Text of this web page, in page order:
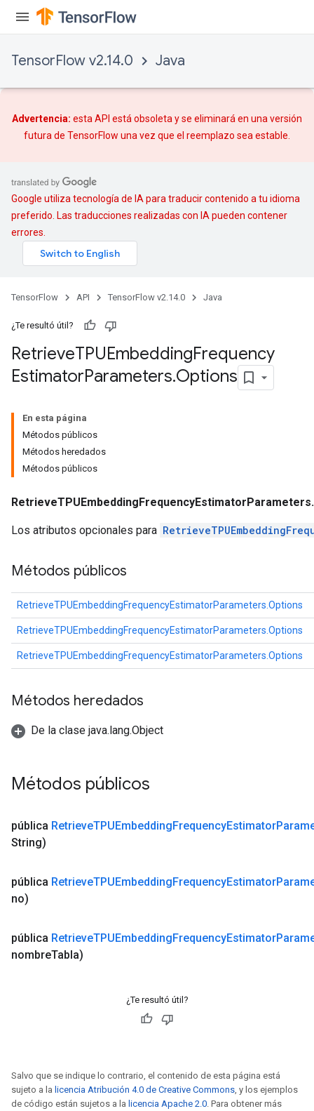
TensorFlow v2.14.0 Java
Advertencia: esta API está obsoleta y se eliminará en una versión
futura de TensorFlow una vez que el reemplazo sea estable.
Google utiliza tecnología de IA para traducir contenido a tu idioma
preferido. Las traducciones realizadas con IA pueden contener
errores.
TensorFlow API TensorFlow v2.14.0 Java
¿Te resultó útil?
RetrieveTPUEmbeddingFrequency
EstimatorParameters.Options
En esta página
Métodos públicos
Métodos heredados
Métodos públicos
Los atributos opcionales para
Métodos públicos
RetrieveTPUEmbeddingFrequencyEstimatorParameters.Options
RetrieveTPUEmbeddingFrequencyEstimatorParameters.Options
RetrieveTPUEmbeddingFrequencyEstimatorParameters.Options
Métodos heredados
De la clase java.lang.Object
Métodos públicos
pública RetrieveTPUEmbeddingFrequencyEstimator
String)
pública RetrieveTPUEmbeddingFrequencyEstimator
no)
pública RetrieveTPUEmbeddingFrequencyEstimator
nombreTabla)
¿Te resultó útil?
Salvo que se indique lo contrario, el contenido de esta página está
sujeto a la licencia Atribución 4.0 de Creative Commons , y los ejemplos
de código están sujetos a la licencia Apache 2.0 . Para obtener más